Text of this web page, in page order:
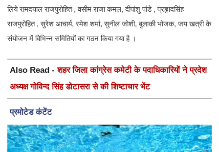
लिये रामदयाल राजपुरोहित , वसीम राजा कमल, दीपांशु पांडे , प्रह्लादसिंह
राजपुरोहित , सुरेश आचार्य, रमेश शर्मा, सुनील जोशी, बुलाकी भोजक, जय खत्री के
संयोजन में विभिन्न समितियों का गठन किया गया है ।
Also Read -शहर जिला कांग्रेस कमेटी के पदाधिकारियों ने प्रदेश
अध्यक्ष गोविन्द सिंह डोटासरा से की शिष्टाचार भेंट